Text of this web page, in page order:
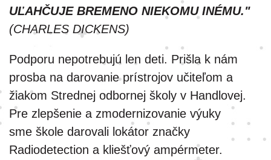
UĽAHČUJE BREMENO NIEKOMU INÉMU."
(CHARLES DICKENS)
Podporu nepotrebujú len deti. Prišla k nám
prosba na darovanie prístrojov učiteľom a
žiakom Strednej odbornej školy v Handlovej.
Pre zlepšenie a zmodernizovanie výuky
sme škole darovali lokátor značky
Radiodetection a kliešťový ampérmeter.